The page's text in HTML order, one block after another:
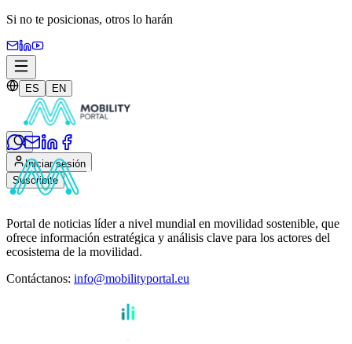
Si no te posicionas, otros lo harán
ES EN
Iniciar sesión
Suscribite
Portal de noticias líder a nivel mundial en movilidad sostenible, que
ofrece información estratégica y análisis clave para los actores del
ecosistema de la movilidad.
Contáctanos: info@mobilityportal.eu